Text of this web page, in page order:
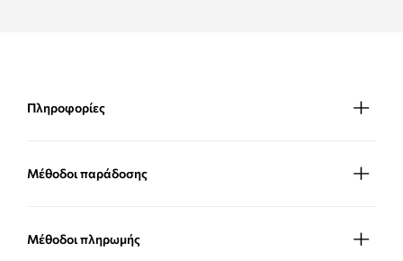
Πληροφορίες
Μέθοδοι παράδοσης
Μέθοδοι πληρωμής